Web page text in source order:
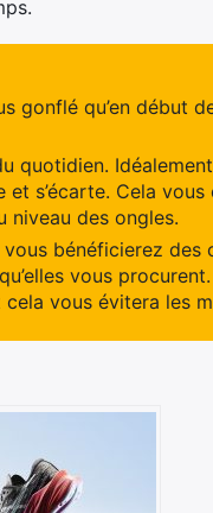
gonflé qu’en début
quotidien.
et s’écarte. Cela
niveau des ongles.
bénéficierez des
vous
vous évitera les